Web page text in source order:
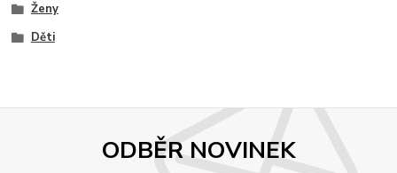
Ženy
Děti
ODBĚR NOVINEK